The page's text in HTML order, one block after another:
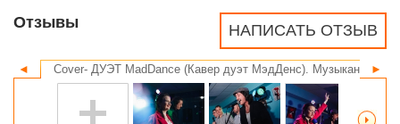
НАПИСАТЬ ОТЗЫВ
Отзывы
◄ ►
Cover- ДУЭТ MadDance (Кавер дуэт МэдДенс). Музыканты на